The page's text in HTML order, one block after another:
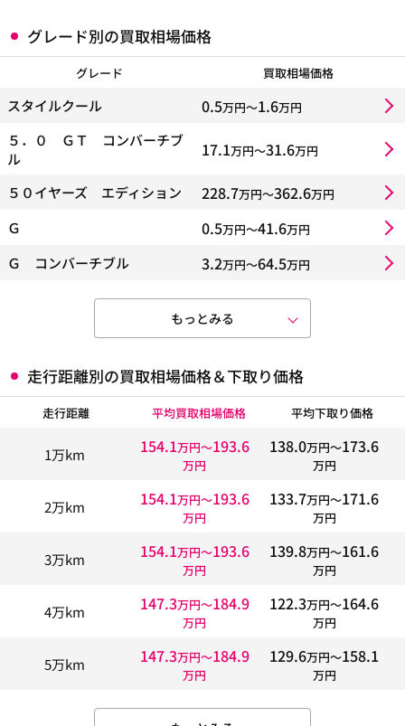
グレード別の買取相場価格
グレード 買取相場価格
スタイルクール 0.5万円〜1.6万円
５．０ ＧＴ コンバーチブ
ル
17.1万円〜31.6万円
５０イヤーズ エディション 228.7万円〜362.6万円
Ｇ 0.5万円〜41.6万円
Ｇ コンバーチブル 3.2万円〜64.5万円
もっとみる
走行距離別の買取相場価格＆下取り価格
走行距離 平均買取相場価格 平均下取り価格
1万km 154.1万円〜193.6
万円
138.0万円〜173.6
万円
2万km 154.1万円〜193.6
万円
133.7万円〜171.6
万円
3万km 154.1万円〜193.6
万円
139.8万円〜161.6
万円
4万km 147.3万円〜184.9
万円
122.3万円〜164.6
万円
5万km 147.3万円〜184.9
万円
129.6万円〜158.1
万円